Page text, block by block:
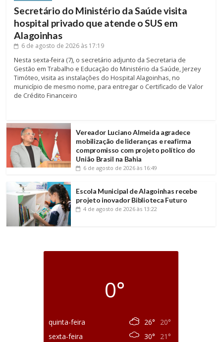
Secretário do Ministério da Saúde visita
hospital privado que atende o SUS em
Alagoinhas
6 de agosto de 2026 às 17:19
Nesta sexta-feira (7), o secretário adjunto da Secretaria de
Gestão em Trabalho e Educação do Ministério da Saúde, Jerzey
Timóteo, visita as instalações do Hospital Alagoinhas, no
município de mesmo nome, para entregar o Certificado de Valor
de Crédito Financeiro
Vereador Luciano Almeida agradece
mobilização de lideranças e reafirma
compromisso com projeto político do
União Brasil na Bahia
6 de agosto de 2026 às 16:49
Escola Municipal de Alagoinhas recebe
projeto inovador Biblioteca Futuro
4 de agosto de 2026 às 13:22
0°
quinta-feira 26°
20°
sexta-feira
30°
21°